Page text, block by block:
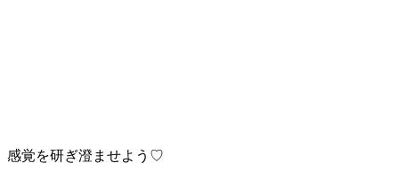
感覚を研ぎ澄ませよう♡